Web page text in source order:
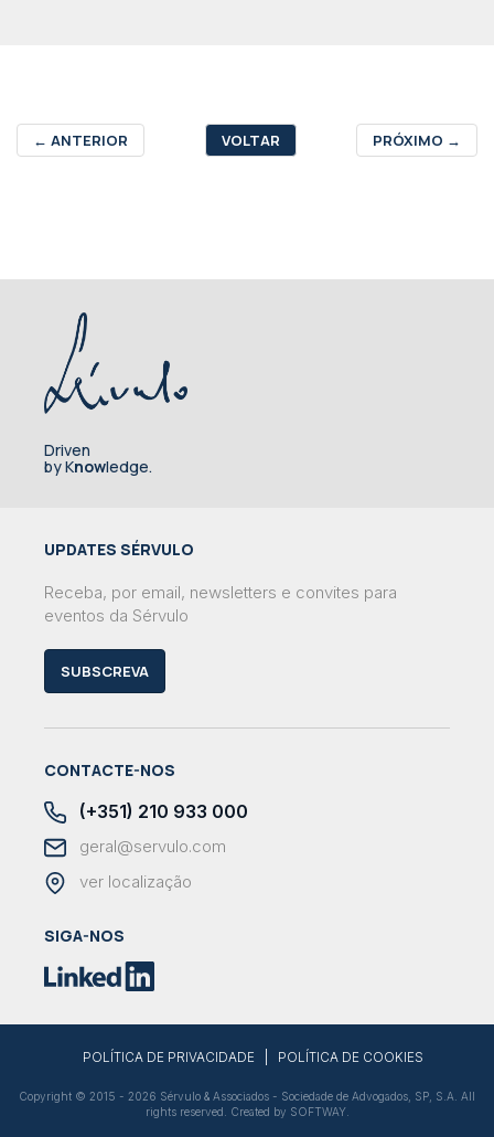
← ANTERIOR VOLTAR PRÓXIMO →
Driven
by Knowledge.
UPDATES SÉRVULO
Receba, por email, newsletters e convites para
eventos da Sérvulo
SUBSCREVA
CONTACTE-NOS
(+351) 210 933 000
geral@servulo.com
ver localização
SIGA-NOS
POLÍTICA DE PRIVACIDADE POLÍTICA DE COOKIES
Copyright © 2015 - 2026 Sérvulo & Associados - Sociedade de Advogados, SP, S.A. All
rights reserved. Created by SOFTWAY.